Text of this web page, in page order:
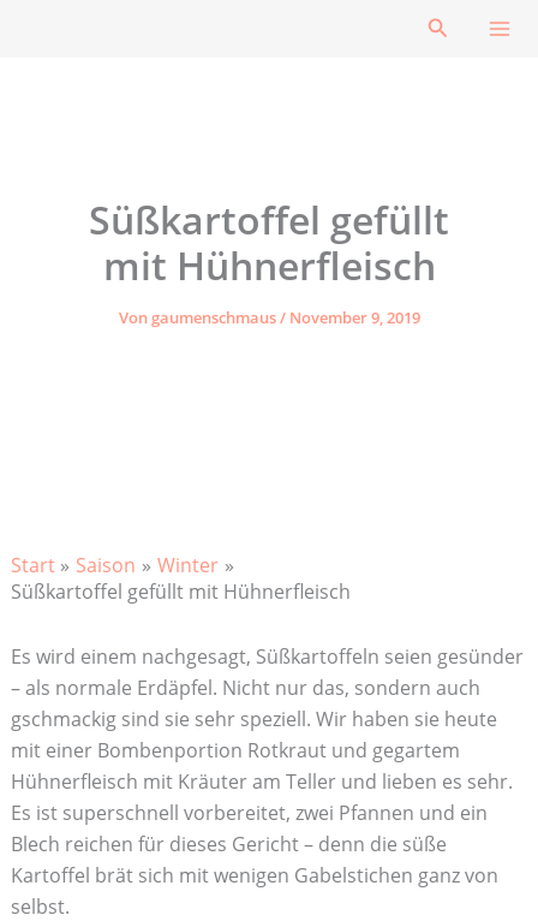
Suchen
Süßkartoffel gefüllt
mit Hühnerfleisch
Vongaumenschmaus/ November 9, 2019
Start Saison
Winter
Süßkartoffel gefüllt mit Hühnerfleisch
Es wird einem nachgesagt, Süßkartoffeln seien gesünder
– als normale Erdäpfel. Nicht nur das, sondern auch
gschmackig sind sie sehr speziell. Wir haben sie heute
mit einer Bombenportion Rotkraut und gegartem
Hühnerfleisch mit Kräuter am Teller und lieben es sehr.
Es ist superschnell vorbereitet, zwei Pfannen und ein
Blech reichen für dieses Gericht – denn die süße
Kartoffel brät sich mit wenigen Gabelstichen ganz von
selbst.